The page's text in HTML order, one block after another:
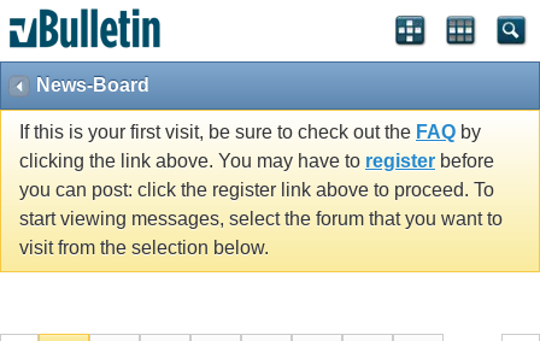
News-Board
If this is your first visit, be sure to check out the FAQ by
clicking the link above. You may have to register before
you can post: click the register link above to proceed. To
start viewing messages, select the forum that you want to
visit from the selection below.